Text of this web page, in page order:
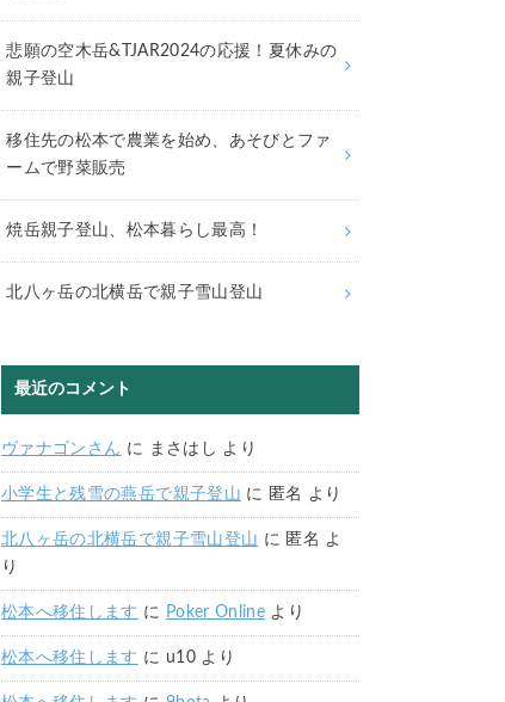
悲願の空木岳&TJAR2024の応援！夏休みの
親子登山
移住先の松本で農業を始め、あそびとファ
ームで野菜販売
焼岳親子登山、松本暮らし最高！
北八ヶ岳の北横岳で親子雪山登山
最近のコメント
ヴァナゴンさん に まさはし より
小学生と残雪の燕岳で親子登山 に 匿名 より
北八ヶ岳の北横岳で親子雪山登山 に 匿名 よ
り
松本へ移住します に Poker Online より
松本へ移住します に u10より